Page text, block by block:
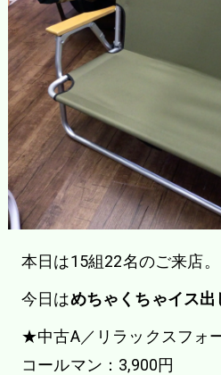
本日は15組22名のご来店。
今日はめちゃくちゃイス出
★中古A／リラックスフォ
コールマン：3,900円